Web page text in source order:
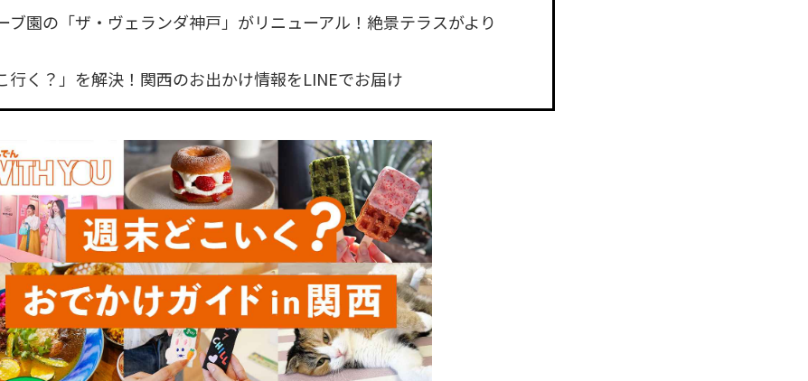
ブ園の「ザ・ヴェランダ神戸」がリニューアル！絶景テラスがより
行く？」を解決！関西のお出かけ情報をLINEでお届け